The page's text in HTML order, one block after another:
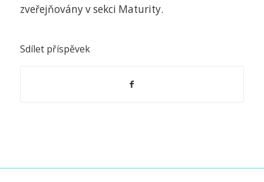
zveřejňovány v sekci Maturity.
Sdílet příspěvek